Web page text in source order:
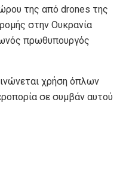
της από drones της
στην Ουκρανία
πρωθυπουργός
χρήση όπλων
σε συμβάν αυτού